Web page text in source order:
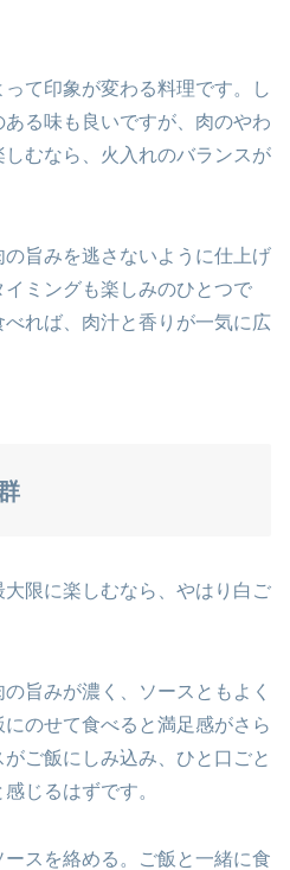
て印象が変わる料理です。し
る味も良いですが、肉のやわ
むなら、火入れのバランスが
旨みを逃さないように仕上げ
ミングも楽しみのひとつで
れば、肉汁と香りが一気に広
限に楽しむなら、やはり白ご
旨みが濃く、ソースともよく
のせて食べると満足感がさら
ご飯にしみ込み、ひと口ごと
じるはずです。
スを絡める。ご飯と一緒に食